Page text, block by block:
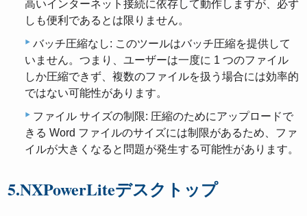
高いインターネット接続に依存して動作しますが、必ず
しも便利であるとは限りません。
バッチ圧縮なし: このツールはバッチ圧縮を提供して
いません。つまり、ユーザーは一度に 1 つのファイル
しか圧縮できず、複数のファイルを扱う場合には効率的
ではない可能性があります。
ファイル サイズの制限: 圧縮のためにアップロードで
きる Word ファイルのサイズには制限があるため、ファ
イルが大きくなると問題が発生する可能性があります。
5.NXPowerLiteデスクトップ